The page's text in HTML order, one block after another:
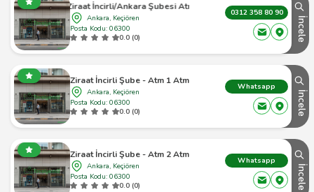
Ziraat İncirli/Ankara Şubesi Atm
Ankara, Keçiören
Posta Kodu: 06300
0.0 (0)
0312 358 80 90
İncele
Ziraat İncirli Şube - Atm 1 Atm
Ankara, Keçiören
Posta Kodu: 06300
0.0 (0)
Whatsapp
İncele
Ziraat İncirli Şube - Atm 2 Atm
Ankara, Keçiören
Posta Kodu: 06300
0.0 (0)
Whatsapp
İncele